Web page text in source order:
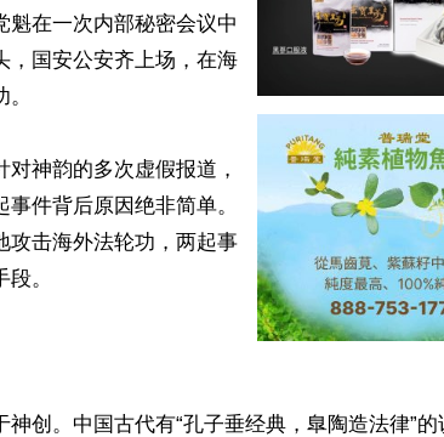
魁在一次内部秘密会议中
，国安公安齐上场，在海
神韵的多次虚假报道，
件背后原因绝非简单。
攻击海外法轮功，两起事
。
创。中国古代有“孔子垂经典，臯陶造法律”